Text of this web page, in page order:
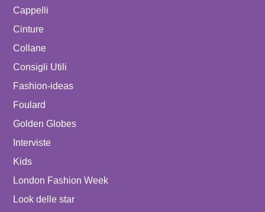
Cappelli
Cinture
Collane
Consigli Utili
Fashion-ideas
Foulard
Golden Globes
Interviste
Kids
London Fashion Week
Look delle star